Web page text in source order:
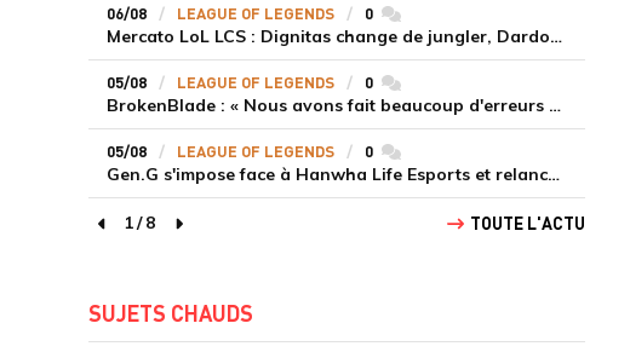
06/08 LEAGUE OF LEGENDS 0commentaires
Mercato LoL LCS : Dignitas change de jungler, Dardoch fait son retour en LCS, eXyu annonce sa retraite
05/08 LEAGUE OF LEGENDS 0commentaires
BrokenBlade : « Nous avons fait beaucoup d'erreurs bêtes, mais une victoire reste une victoire et c'est une chose dont on peut se réjouir »
05/08 LEAGUE OF LEGENDS 0commentaires
Gen.G s'impose face à Hanwha Life Esports et relance sa dynamique en LCK
page précédente
1/8
page suivante
TOUTE L'ACTU
SUJETS CHAUDS